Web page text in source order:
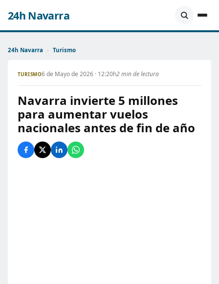
24h Navarra
24h Navarra › Turismo
TURISMO6 de Mayo de 2026 · 12:20h2 min de lectura
Navarra invierte 5 millones
para aumentar vuelos
nacionales antes de fin de año